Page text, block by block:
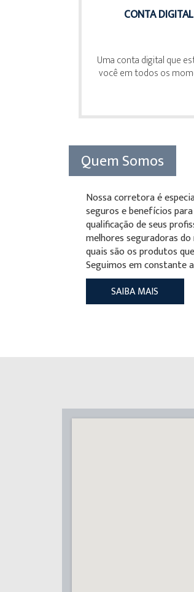
CONTA DIGITAL
Uma conta digital que
você em todos os
Quem Somos
Nossa corretora é
seguros e benefícios
qualificação de seus
melhores seguradoras
quais são os produtos
Seguimos em constante
SAIBA MAIS